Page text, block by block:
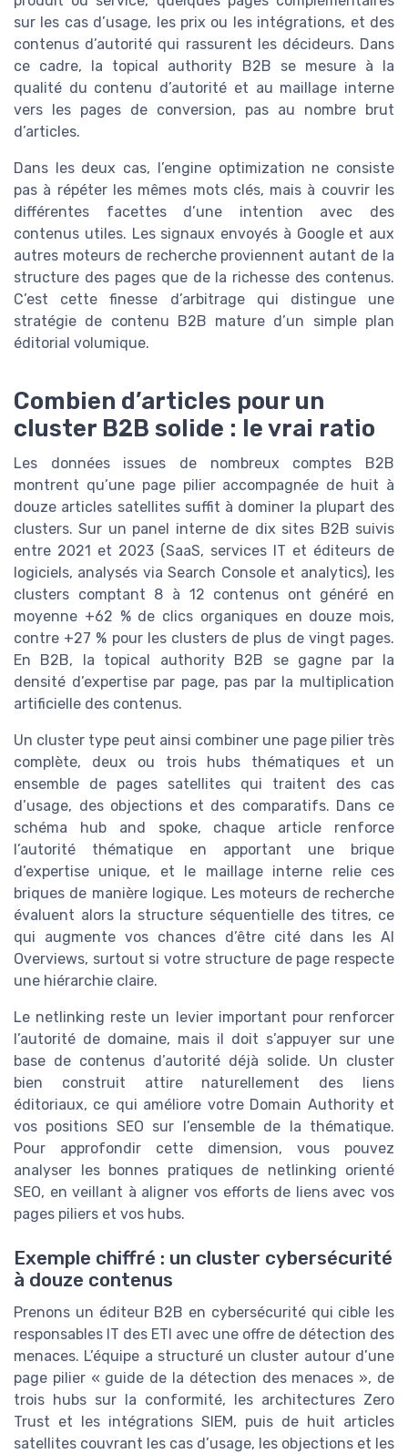
sur les cas d’usage, les prix ou les intégrations, et des
contenus d’autorité qui rassurent les décideurs. Dans
ce cadre, la topical authority B2B se mesure à la
qualité du contenu d’autorité et au maillage interne
vers les pages de conversion, pas au nombre brut
d’articles.
Dans les deux cas, l’engine optimization ne consiste
pas à répéter les mêmes mots clés, mais à couvrir les
différentes facettes d’une intention avec des
contenus utiles. Les signaux envoyés à Google et aux
autres moteurs de recherche proviennent autant de la
structure des pages que de la richesse des contenus.
C’est cette finesse d’arbitrage qui distingue une
stratégie de contenu B2B mature d’un simple plan
éditorial volumique.
Combien d’articles pour un
cluster B2B solide : le vrai ratio
Les données issues de nombreux comptes B2B
montrent qu’une page pilier accompagnée de huit à
douze articles satellites suffit à dominer la plupart des
clusters. Sur un panel interne de dix sites B2B suivis
entre 2021 et 2023 (SaaS, services IT et éditeurs de
logiciels, analysés via Search Console et analytics), les
clusters comptant 8 à 12 contenus ont généré en
moyenne +62 % de clics organiques en douze mois,
contre +27 % pour les clusters de plus de vingt pages.
En B2B, la topical authority B2B se gagne par la
densité d’expertise par page, pas par la multiplication
artificielle des contenus.
Un cluster type peut ainsi combiner une page pilier très
complète, deux ou trois hubs thématiques et un
ensemble de pages satellites qui traitent des cas
d’usage, des objections et des comparatifs. Dans ce
schéma hub and spoke, chaque article renforce
l’autorité thématique en apportant une brique
d’expertise unique, et le maillage interne relie ces
briques de manière logique. Les moteurs de recherche
évaluent alors la structure séquentielle des titres, ce
qui augmente vos chances d’être cité dans les AI
Overviews, surtout si votre structure de page respecte
une hiérarchie claire.
Le netlinking reste un levier important pour renforcer
l’autorité de domaine, mais il doit s’appuyer sur une
base de contenus d’autorité déjà solide. Un cluster
bien construit attire naturellement des liens
éditoriaux, ce qui améliore votre Domain Authority et
vos positions SEO sur l’ensemble de la thématique.
Pour approfondir cette dimension, vous pouvez
analyser les bonnes pratiques de netlinking orienté
SEO, en veillant à aligner vos efforts de liens avec vos
pages piliers et vos hubs.
Exemple chiffré : un cluster cybersécurité
à douze contenus
Prenons un éditeur B2B en cybersécurité qui cible les
responsables IT des ETI avec une offre de détection des
menaces. L’équipe a structuré un cluster autour d’une
page pilier « guide de la détection des menaces », de
trois hubs sur la conformité, les architectures Zero
Trust et les intégrations SIEM, puis de huit articles
satellites couvrant les cas d’usage, les objections et les